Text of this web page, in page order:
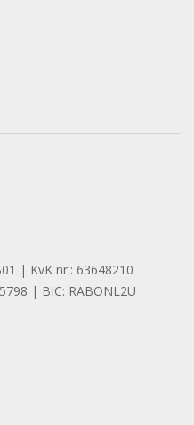
| KvK nr.: 63648210
| BIC: RABONL2U